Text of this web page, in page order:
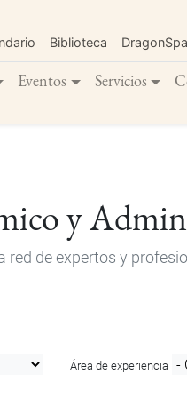
Biblioteca
Eventos Servicios
y
de expertos y
Área de experiencia